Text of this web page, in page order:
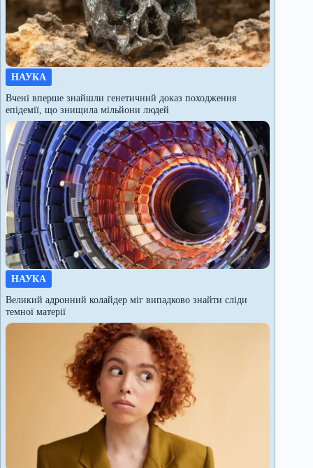
НАУКА
Вчені вперше знайшли генетичний доказ походження
епідемії, що знищила мільйони людей
НАУКА
Великий адронний колайдер міг випадково знайти сліди
темної матерії